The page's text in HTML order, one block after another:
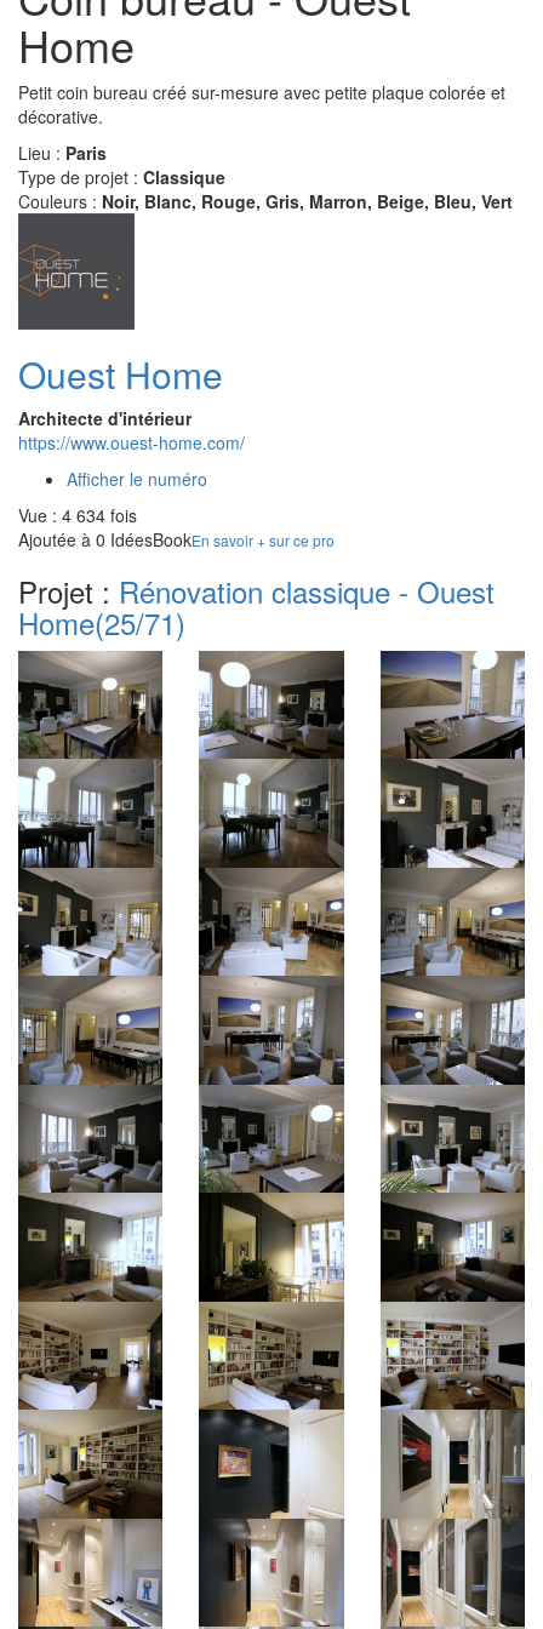
Home
Petit coin bureau créé sur-mesure avec petite plaque colorée et
décorative.
Lieu : Paris
Type de projet : Classique
Couleurs : Noir, Blanc, Rouge, Gris, Marron, Beige, Bleu, Vert
Ouest Home
Architecte d'intérieur
https://www.ouest-home.com/
Afficher le numéro
Vue : 4 634 fois
Ajoutée à 0 IdéesBookEn savoir + sur ce pro
Projet : Rénovation classique - Ouest
Home(25/71)